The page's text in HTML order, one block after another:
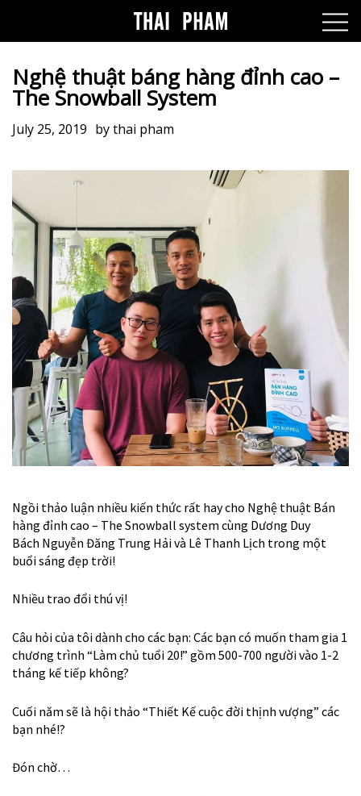
Nghệ thuật báng hàng đỉnh cao –
The Snowball System
July 25, 2019 bythai pham
Ngồi thảo luận nhiều kiến thức rất hay cho Nghệ thuật Bán
hàng đỉnh cao – The Snowball system cùng Dương Duy
Bách Nguyễn Đăng Trung Hảivà Lê Thanh Lịch trong một
buổi sáng đẹp trời!
Nhiều trao đổi thú vị!
Câu hỏi của tôi dành cho các bạn: Các bạn có muốn tham gia 1
chương trình “Làm chủ tuổi 20!” gồm 500-700 người vào 1-2
tháng kế tiếp không?
Cuối năm sẽ là hội thảo “Thiết Kế cuộc đời thịnh vượng” các
bạn nhé!?
Đón chờ…